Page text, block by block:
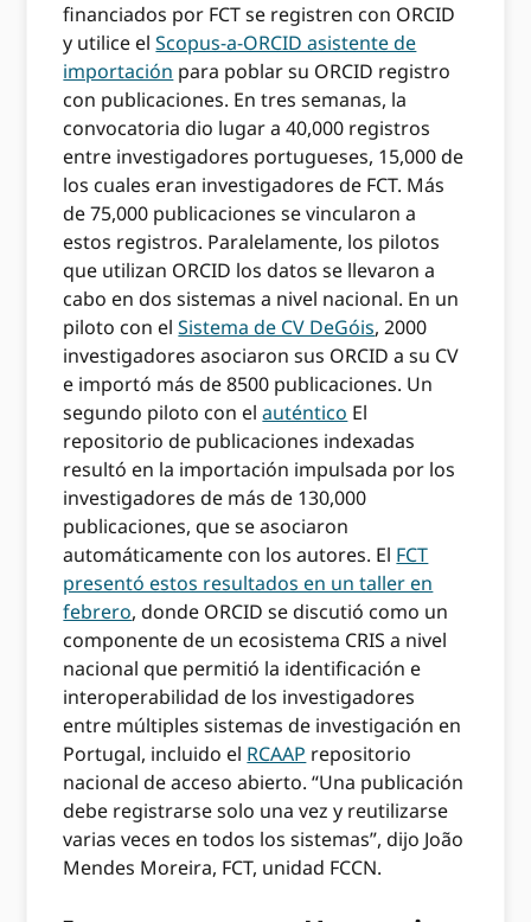
financiados por FCT se registren con ORCID
y utilice elScopus-a-ORCID asistente de
importación para poblar su ORCID registro
con publicaciones. En tres semanas, la
convocatoria dio lugar a 40,000 registros
entre investigadores portugueses, 15,000 de
los cuales eran investigadores de FCT. Más
de 75,000 publicaciones se vincularon a
estos registros. Paralelamente, los pilotos
que utilizan ORCID los datos se llevaron a
cabo en dos sistemas a nivel nacional. En un
piloto con elSistema de CV DeGóis, 2000
investigadores asociaron sus ORCID a su CV
e importó más de 8500 publicaciones. Un
segundo piloto con elauténtico El
repositorio de publicaciones indexadas
resultó en la importación impulsada por los
investigadores de más de 130,000
publicaciones, que se asociaron
automáticamente con los autores. El FCT
presentó estos resultados en un taller en
febrero, donde ORCID se discutió como un
componente de un ecosistema CRIS a nivel
nacional que permitió la identificación e
interoperabilidad de los investigadores
entre múltiples sistemas de investigación en
Portugal, incluido el RCAAP repositorio
nacional de acceso abierto. “Una publicación
debe registrarse solo una vez y reutilizarse
varias veces en todos los sistemas”, dijo João
Mendes Moreira, FCT, unidad FCCN.